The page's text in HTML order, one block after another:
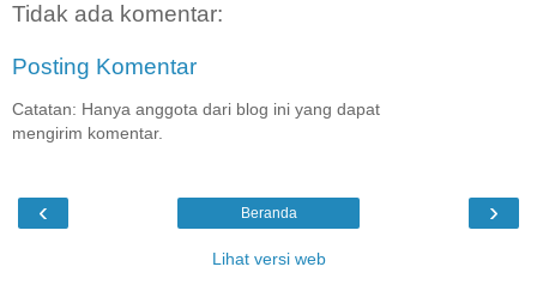
Tidak ada komentar:
Posting Komentar
Catatan: Hanya anggota dari blog ini yang dapat
mengirim komentar.
‹ ›
Beranda
Lihat versi web